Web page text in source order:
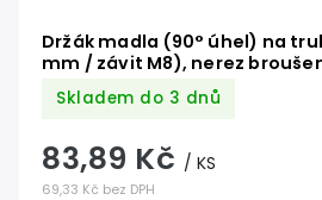
Držák madla (90° úhel) na
mm / závit M8), nerez
Skladem do 3 dnů
69,33 Kč bez DPH
83,89 Kč / KS